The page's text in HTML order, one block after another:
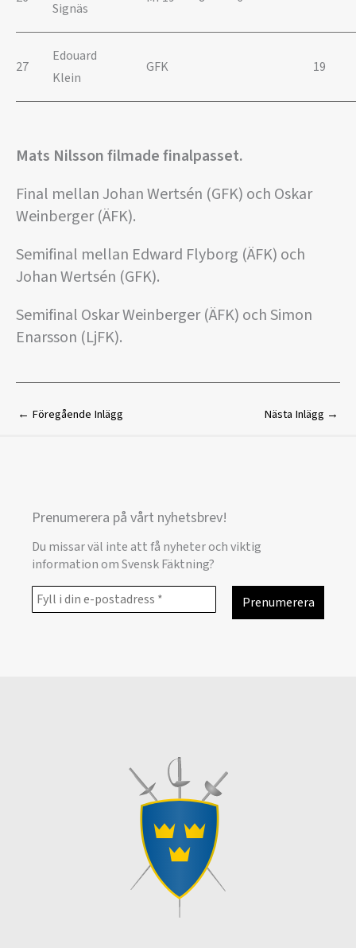
Signäs
27
Edouard
Klein
GFK 19
Mats Nilsson filmade finalpasset.
Final mellan Johan Wertsén (GFK) och Oskar
Weinberger (ÄFK).
Semifinal mellan Edward Flyborg (ÄFK) och
Johan Wertsén (GFK).
Semifinal Oskar Weinberger (ÄFK) och Simon
Enarsson (LjFK).
← Föregående Inlägg Nästa Inlägg →
Prenumerera på vårt nyhetsbrev!
Du missar väl inte att få nyheter och viktig
information om Svensk Fäktning?